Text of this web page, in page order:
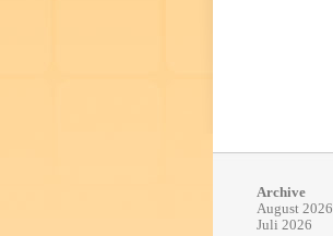
Archive
August 2026
Juli 2026